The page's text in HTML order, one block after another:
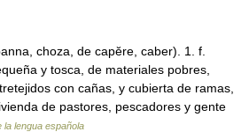
choza, de capĕre, caber). 1. f.
y tosca, de materiales pobres,
con cañas, y cubierta de ramas,
de pastores, pescadores y gente
la lengua española